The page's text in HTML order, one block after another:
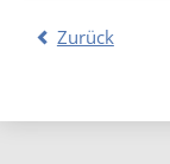
Zurück